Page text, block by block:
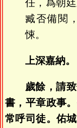
任，爲朝
臧否備閱
悚。
上深嘉納。
歲餘，請
書，平章政事
常呼司徒。佑